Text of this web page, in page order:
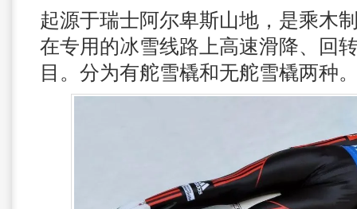
起源于瑞士阿尔卑斯山地，是乘木
在专用的冰雪线路上高速滑降、回
目。分为有舵雪橇和无舵雪橇两种